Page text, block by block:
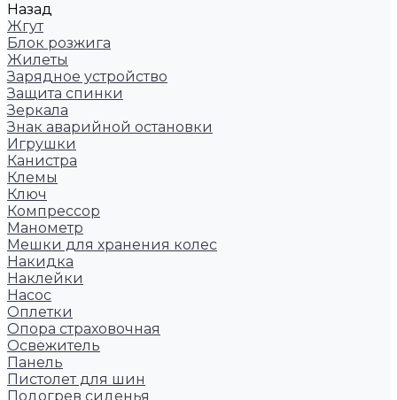
Назад
Жгут
Блок розжига
Жилеты
Зарядное устройство
Защита спинки
Зеркала
Знак аварийной остановки
Игрушки
Канистра
Клемы
Ключ
Компрессор
Манометр
Мешки для хранения колес
Накидка
Наклейки
Насос
Оплетки
Опора страховочная
Освежитель
Панель
Пистолет для шин
Подогрев сиденья